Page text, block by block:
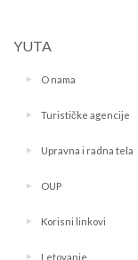
YUTA
O nama
Turističke agencije
Upravna i radna tela
OUP
Korisni linkovi
Letovanje